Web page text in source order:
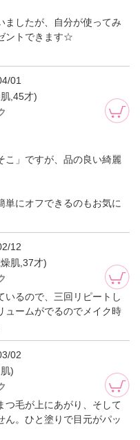
ましたが、自分が使ってみ
ントできます☆
01
,45才)
こ」ですが、品の良い綺麗
単にオフできるのもお気に
12
肌,37才)
いるので、三回リピートし
ュームがでるのでメイク時
02
)
つ毛が上にあがり、そして
ん。ひと塗りで目元がパッ